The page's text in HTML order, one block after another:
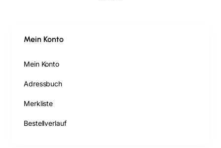
Mein Konto
Mein Konto
Adressbuch
Merkliste
Bestellverlauf